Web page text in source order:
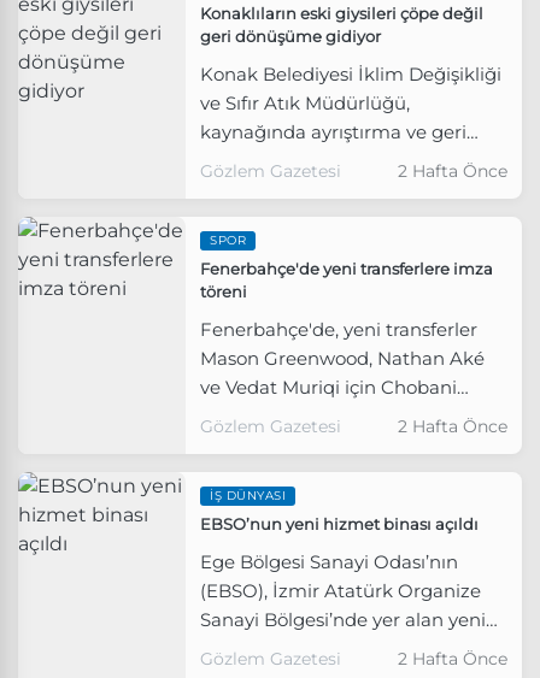
Konaklıların eski giysileri çöpe değil
geri dönüşüme gidiyor
Konak Belediyesi İklim Değişikliği
ve Sıfır Atık Müdürlüğü,
kaynağında ayrıştırma ve geri
dönüşüm sağlayacak Giysi
Gözlem Gazetesi 2 Hafta Önce
SPOR
Fenerbahçe'de yeni transferlere imza
töreni
Fenerbahçe'de, yeni transferler
Mason Greenwood, Nathan Aké
ve Vedat Muriqi için Chobani
Stadyumu Fenerbahçe Şükrü
düzenlendi.
Gözlem Gazetesi 2 Hafta Önce
İŞ DÜNYASI
EBSO’nun yeni hizmet binası açıldı
Ege Bölgesi Sanayi Odası’nın
(EBSO), İzmir Atatürk Organize
Sanayi Bölgesi’nde yer alan yeni
hizmet binası, düzenlenen törenle
Gözlem Gazetesi 2 Hafta Önce